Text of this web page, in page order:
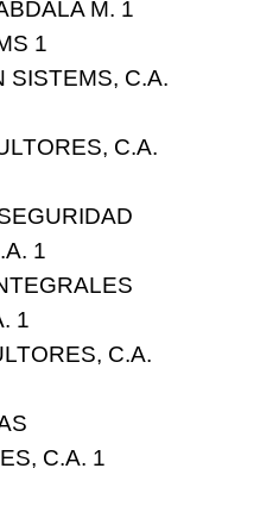
M. 1
1
SISTEMS, C.A.
C.A.
1
1
C.A.
C.A. 1